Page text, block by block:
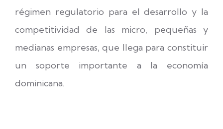
régimen regulatorio para el desarrollo y la
competitividad de las micro, pequeñas y
medianas empresas, que llega para constituir
un soporte importante a la economía
dominicana.